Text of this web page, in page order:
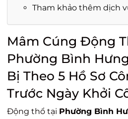
Tham khảo thêm dịch
Mâm Cúng Động
Phường Bình
Bị Theo 5 Hồ Sơ
Trước Ngày Khởi
Động thổ tại Phường Bình